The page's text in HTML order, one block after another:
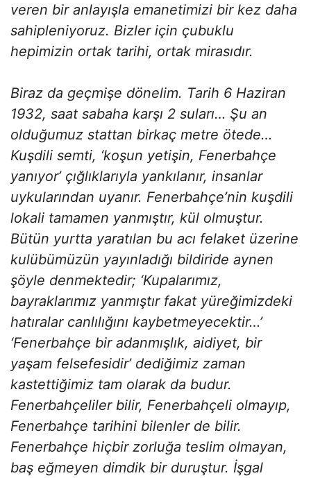
veren bir anlayışla emanetimizi bir kez daha
sahipleniyoruz. Bizler için çubuklu
hepimizin ortak tarihi, ortak mirasıdır.
Biraz da geçmişe dönelim. Tarih 6 Haziran
1932, saat sabaha karşı 2 suları… Şu an
olduğumuz stattan birkaç metre ötede…
Kuşdili semti, ‘koşun yetişin, Fenerbahçe
yanıyor’ çığlıklarıyla yankılanır, insanlar
uykularından uyanır. Fenerbahçe’nin kuşdili
lokali tamamen yanmıştır, kül olmuştur.
Bütün yurtta yaratılan bu acı felaket üzerine
kulübümüzün yayınladığı bildiride aynen
şöyle denmektedir; ‘Kupalarımız,
bayraklarımız yanmıştır fakat yüreğimizdeki
hatıralar canlılığını kaybetmeyecektir…’
‘Fenerbahçe bir adanmışlık, aidiyet, bir
yaşam felsefesidir’ dediğimiz zaman
kastettiğimiz tam olarak da budur.
Fenerbahçeliler bilir, Fenerbahçeli olmayıp,
Fenerbahçe tarihini bilenler de bilir.
Fenerbahçe hiçbir zorluğa teslim olmayan,
baş eğmeyen dimdik bir duruştur. İşgal